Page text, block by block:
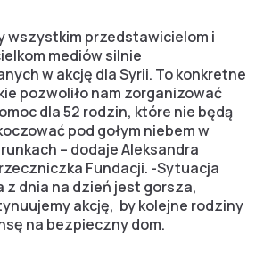
wszystkim przedstawicielom i
mediów silnie
w akcję dla Syrii. To konkretne
pozwoliło nam zorganizować
dla 52 rodzin, które nie będą
pod gołym niebem w
– dodaje Aleksandra
Fundacji. -Sytuacja
z dnia na dzień jest gorsza,
akcję, by kolejne rodziny
na bezpieczny dom.